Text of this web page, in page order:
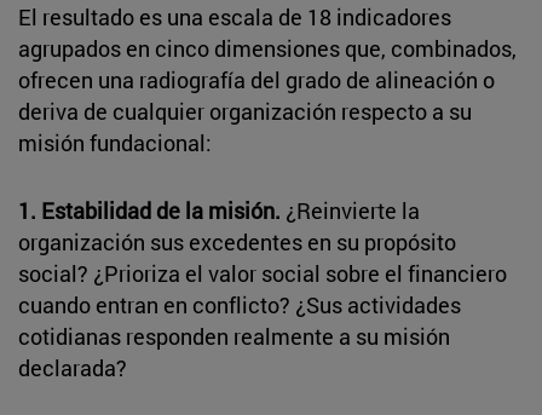
El resultado es una escala de 18 indicadores
agrupados en cinco dimensiones que, combinados,
ofrecen una radiografía del grado de alineación o
deriva de cualquier organización respecto a su
misión fundacional:
1. Estabilidad de la misión. ¿Reinvierte la
organización sus excedentes en su propósito
social? ¿Prioriza el valor social sobre el financiero
cuando entran en conflicto? ¿Sus actividades
cotidianas responden realmente a su misión
declarada?